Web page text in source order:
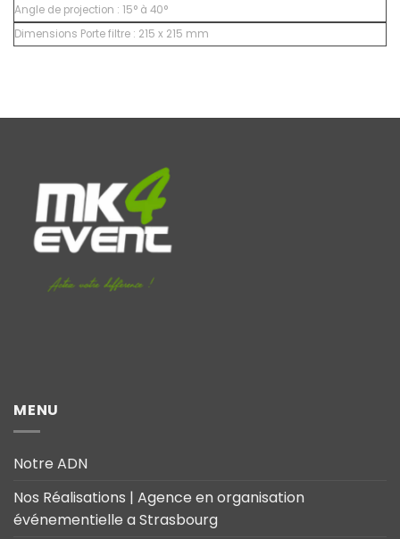
Angle de projection : 15° à 40°
Dimensions Porte filtre : 215 x 215 mm
MENU
Notre ADN
Nos Réalisations | Agence en organisation
événementielle a Strasbourg